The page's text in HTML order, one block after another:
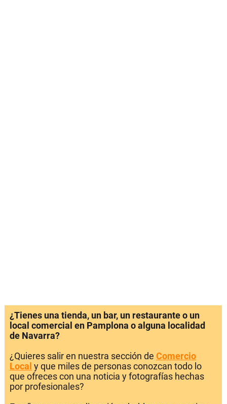
¿Tienes una tienda, un bar, un restaurante o un
local comercial en Pamplona o alguna localidad
de Navarra?
¿Quieres salir en nuestra sección de Comercio
Local y que miles de personas conozcan todo lo
que ofreces con una noticia y fotografías hechas
por profesionales?